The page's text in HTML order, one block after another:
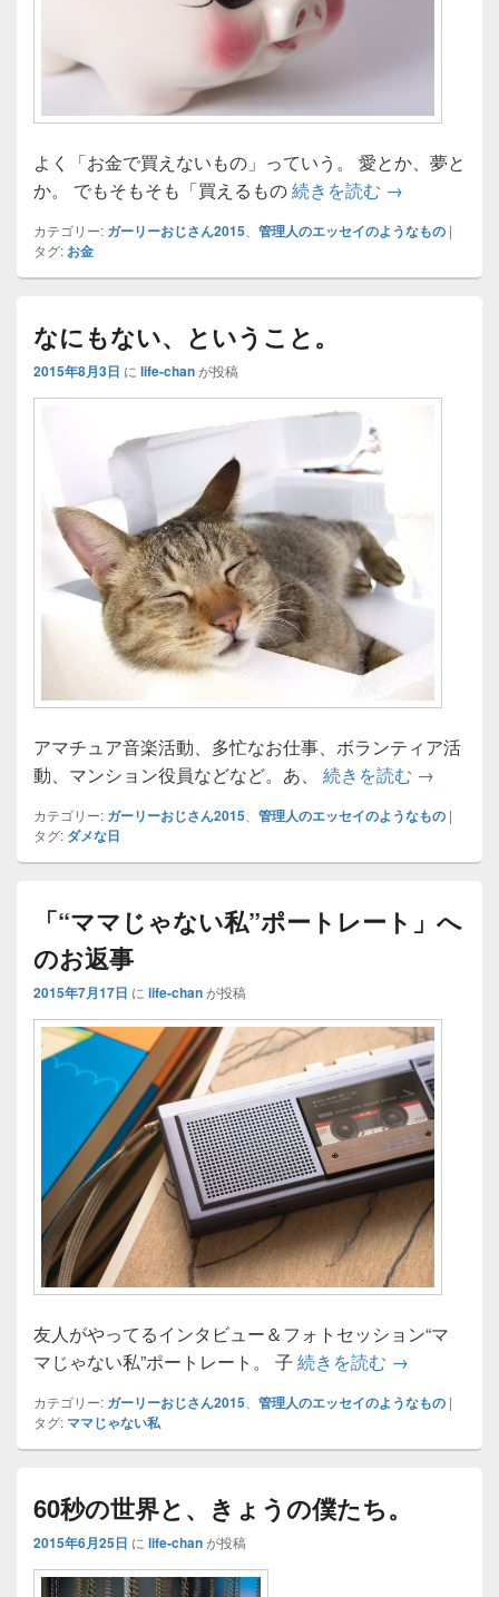
よく「お金で買えないもの」っていう。 愛とか、夢と
か。 でもそもそも「買えるもの続きを読む お金の話～
→
カテゴリー: ガーリーおじさん2015 管理人のエッセイのようなもの |
タグ: お金
なにもない、ということ。
2015年8月3日 に life-chanが投稿
アマチュア音楽活動、多忙なお仕事、ボランティア活
動、マンション役員などなど。あ、 続きを読む なにもな
→
カテゴリー: ガーリーおじさん2015 管理人のエッセイのようなもの |
タグ: ダメな日
「“ママじゃない私”ポートレート」へ
のお返事
2015年7月17日 に life-chanが投稿
友人がやってるインタビュー＆フォトセッション“マ
マじゃない私”ポートレート。 子 続きを読む 「“ママじゃ
→
カテゴリー: ガーリーおじさん2015 管理人のエッセイのようなもの |
タグ: ママじゃない私
60秒の世界と、きょうの僕たち。
2015年6月25日 に life-chanが投稿